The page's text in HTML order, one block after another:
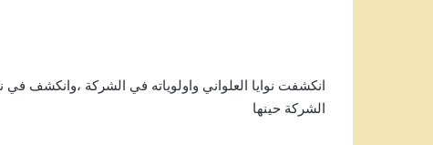
انكشفت نوايا العلواني واولوياته في الشركة ،وانكشف
الشركة حينها